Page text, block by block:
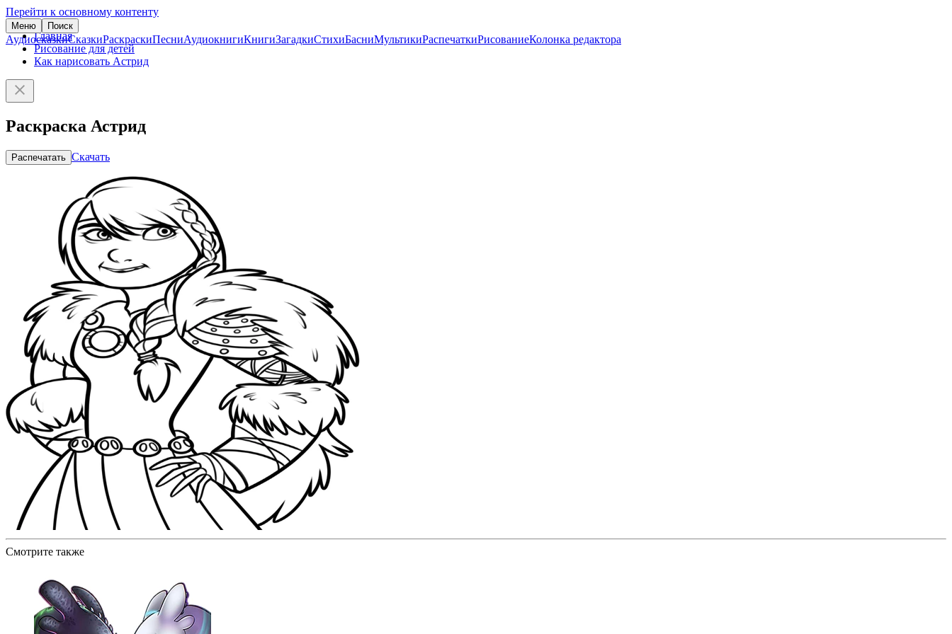
Перейти к основному контенту
Меню Поиск
АудиосказкиСказкиРаскраскиПесниАудиокнигиКнигиЗагадкиСтихиБасниМультикиРаспечаткиРисованиеКолонка редактора
Главная
Рисование для детей
Как нарисовать Астрид
Раскраска Астрид
Распечатать Скачать
Смотрите также